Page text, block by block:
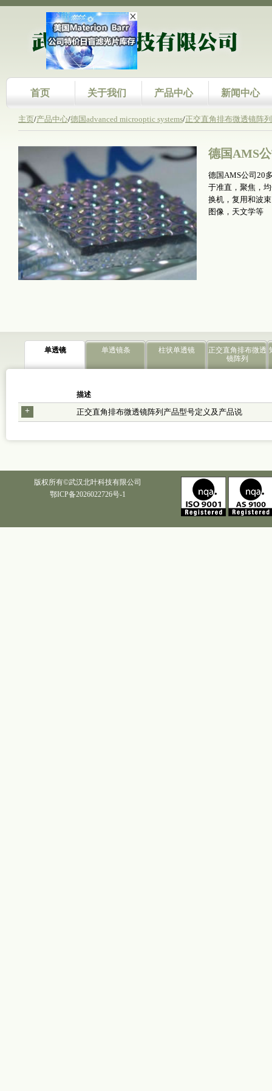
首页 关于我们 产品中心 新闻中心
主页/产品中心/德国advanced microoptic systems/正交直角排布微透镜阵列
德国AMS
德国AMS公司20
于准直，聚焦，
换机，复用和波
图像，天文学等
单透镜 单透镜条 柱状单透镜
正交直角排布微透
镜阵列
描述
+ 正交直角排布微透镜阵列产品型号定义及产品说
版权所有©武汉北叶科技有限公司
鄂ICP备2026022726号-1